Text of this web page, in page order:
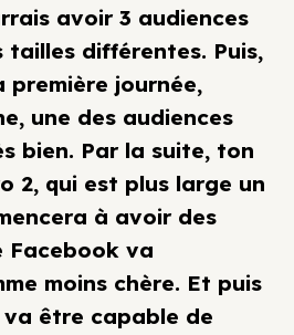
avoir 3 audiences
tailles différentes. Puis,
journée,
une des audiences
bien. Par la suite, ton
2, qui est plus large un
à avoir des
Facebook va
moins chère. Et puis
va être capable de